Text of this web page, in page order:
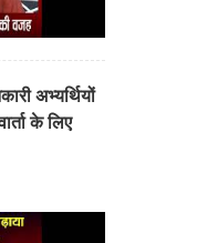
अभ्यर्थियों
के लिए